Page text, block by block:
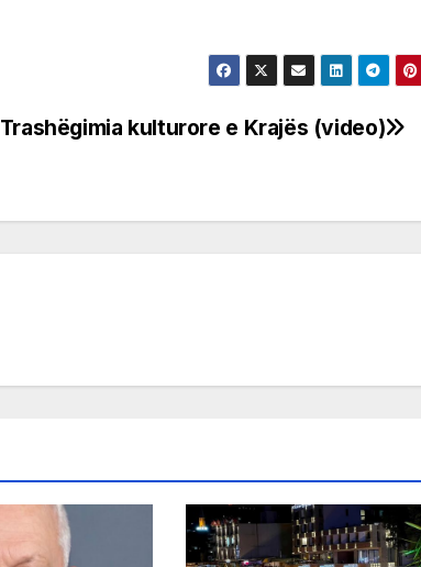
Trashëgimia kulturore e Krajës (video)